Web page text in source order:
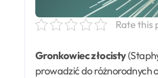
Rate this
Gronkowiec złocisty
prowadzić do różnorodnych